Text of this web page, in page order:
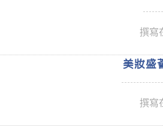
撰寫
美妝盛
撰寫